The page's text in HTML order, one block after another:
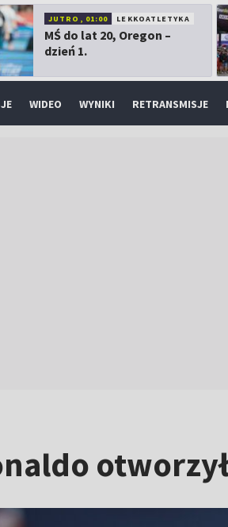
JUTRO, 01:00 LEKKOATLETYKA
MŚ do lat 20, Oregon –
dzień 1.
WIDEO WYNIKI RETRANSMISJE